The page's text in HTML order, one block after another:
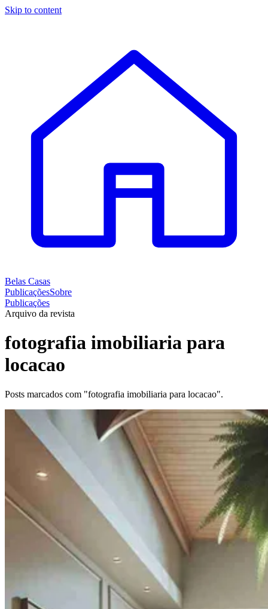
Skip to content
Belas Casas
PublicaçõesSobre
Publicações
Arquivo da revista
fotografia imobiliaria para
locacao
Posts marcados com "fotografia imobiliaria para locacao".